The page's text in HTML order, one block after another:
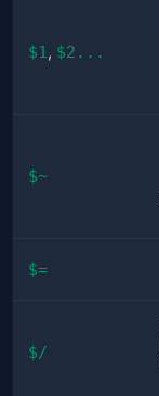
$1, $2...
$~
$=
$/